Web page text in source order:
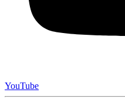
YouTube